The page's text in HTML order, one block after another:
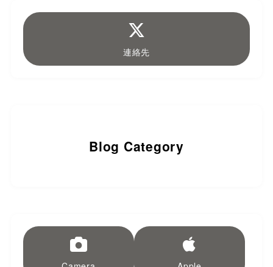
連絡先
Blog Category